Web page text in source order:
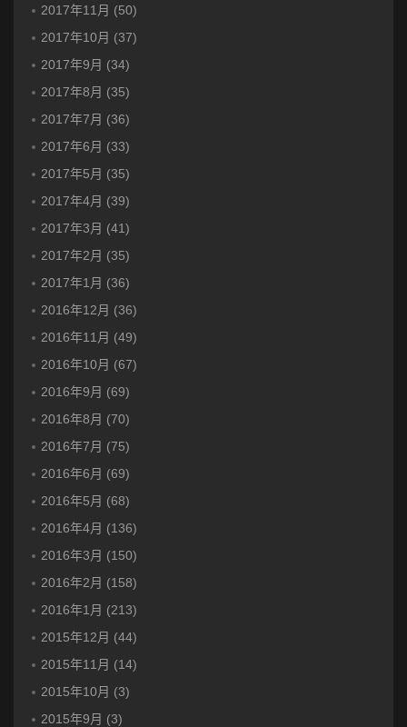
2017年11月 (50)
2017年10月 (37)
2017年9月 (34)
2017年8月 (35)
2017年7月 (36)
2017年6月 (33)
2017年5月 (35)
2017年4月 (39)
2017年3月 (41)
2017年2月 (35)
2017年1月 (36)
2016年12月 (36)
2016年11月 (49)
2016年10月 (67)
2016年9月 (69)
2016年8月 (70)
2016年7月 (75)
2016年6月 (69)
2016年5月 (68)
2016年4月 (136)
2016年3月 (150)
2016年2月 (158)
2016年1月 (213)
2015年12月 (44)
2015年11月 (14)
2015年10月 (3)
2015年9月 (3)